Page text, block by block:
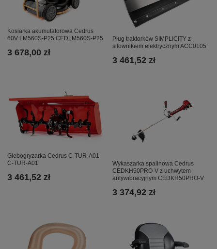
Kosiarka akumulatorowa Cedrus
60V LM560S-P25 CEDLM560S-P25
3 678,00 zł
Pług traktorków SIMPLICITY z
siłownikiem elektrycznym ACC0105
3 461,52 zł
Glebogryzarka Cedrus C-TUR-A01
C-TUR-A01
3 461,52 zł
Wykaszarka spalinowa Cedrus
CEDKH50PRO-V z uchwytem
antywibracyjnym CEDKH50PRO-V
3 374,92 zł